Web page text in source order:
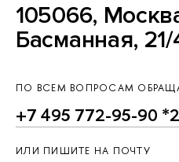
105066,
Басманная, 21/
ПО ВСЕМ ВОПРОСАМ
+7 495 772-95-90
ИЛИ ПИШИТЕ НА ПОЧТУ